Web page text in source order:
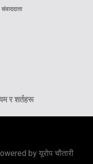
संवाददाता
र शर्तहरू
by यूरोप चौतारी